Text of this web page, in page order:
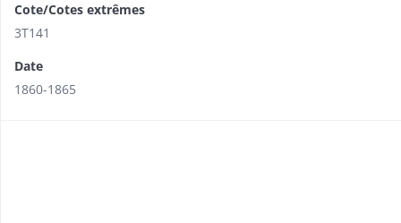
Cote/Cotes extrêmes
3T141
Date
1860-1865